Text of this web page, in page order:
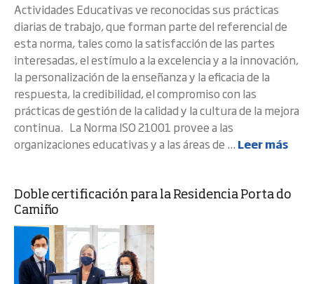
Actividades Educativas ve reconocidas sus prácticas
diarias de trabajo, que forman parte del referencial de
esta norma, tales como la satisfacción de las partes
interesadas, el estímulo a la excelencia y a la innovación,
la personalización de la enseñanza y la eficacia de la
respuesta, la credibilidad, el compromiso con las
prácticas de gestión de la calidad y la cultura de la mejora
continua. La Norma ISO 21001 provee a las
organizaciones educativas y a las áreas de ... Leer más
Doble certificación para la Residencia Porta do
Camiño